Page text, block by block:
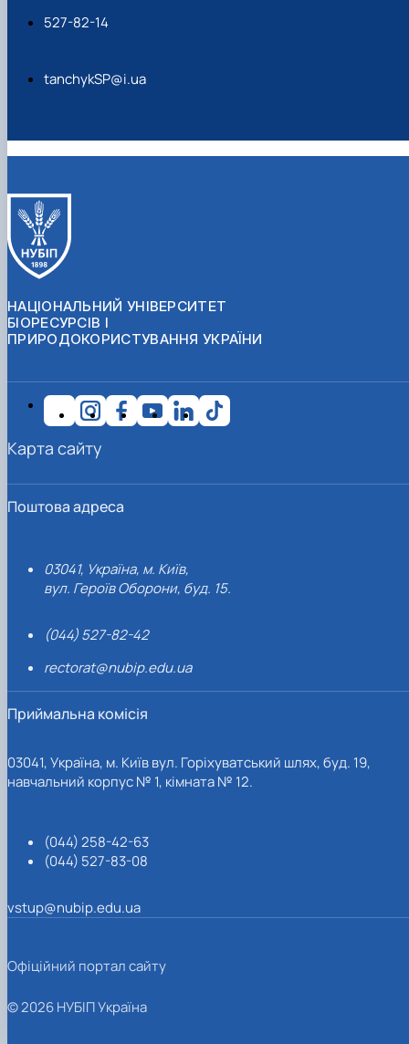
527-82-14
tanchykSP@i.ua
НАЦІОНАЛЬНИЙ УНІВЕРСИТЕТ
БІОРЕСУРСІВ І
ПРИРОДОКОРИСТУВАННЯ УКРАЇНИ
Поштова адреса
03041, Україна, м. Київ,
вул. Героїв Оборони, буд. 15.
(044) 527-82-42
rectorat@nubip.edu.ua
Приймальна комісія
03041, Україна, м. Київ вул. Горіхуватський шлях, буд. 19,
навчальний корпус № 1, кімната № 12.
(044) 258-42-63
(044) 527-83-08
vstup@nubip.edu.ua
Карта сайту
Офіційний портал сайту
© 2026 НУБІП Україна